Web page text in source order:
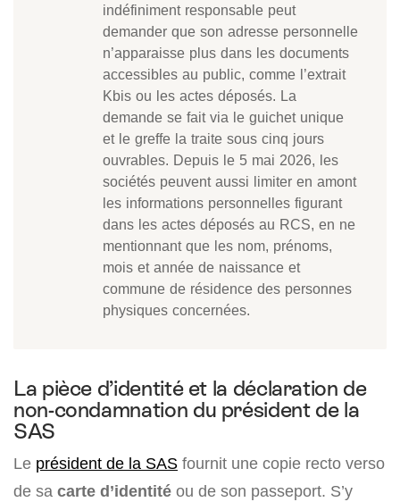
indéfiniment responsable peut
demander que son adresse personnelle
n’apparaisse plus dans les documents
accessibles au public, comme l’extrait
Kbis ou les actes déposés. La
demande se fait via le guichet unique
et le greffe la traite sous cinq jours
ouvrables. Depuis le 5 mai 2026, les
sociétés peuvent aussi limiter en amont
les informations personnelles figurant
dans les actes déposés au RCS, en ne
mentionnant que les nom, prénoms,
mois et année de naissance et
commune de résidence des personnes
physiques concernées.
La pièce d’identité et la déclaration de
non-condamnation du président de la
SAS
Le président de la SAS fournit une copie recto verso
de sa carte d’identité ou de son passeport. S’y